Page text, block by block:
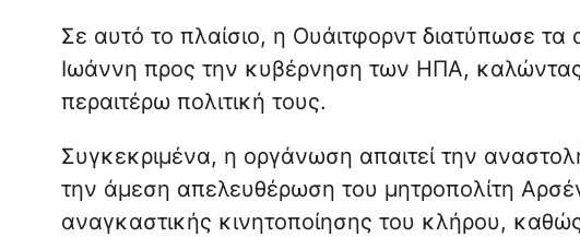
Σε αυτό το πλαίσιο, η Ουάιτφορντ διατύπωσε τα
Ιωάννη προς την κυβέρνηση των ΗΠΑ,
περαιτέρω πολιτική τους.
Συγκεκριμένα, η οργάνωση απαιτεί την
την άμεση απελευθέρωση του μητροπολίτη
αναγκαστικής κινητοποίησης του κλήρου,